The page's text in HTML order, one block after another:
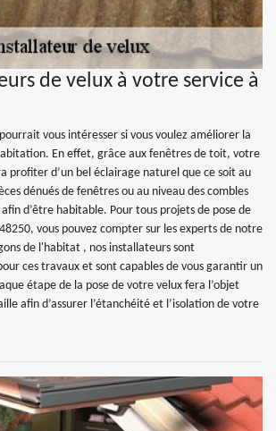
de velux à votre service à
vous intéresser si vous voulez améliorer la
En effet, grâce aux fenêtres de toit, votre
profiter d’un bel éclairage naturel que ce soit au
dénués de fenêtres ou au niveau des combles
d’être habitable. Pour tous projets de pose de
vous pouvez compter sur les experts de notre
de l'habitat , nos installateurs sont
ces travaux et sont capables de vous garantir un
étape de la pose de votre velux fera l’objet
afin d’assurer l’étanchéité et l’isolation de votre